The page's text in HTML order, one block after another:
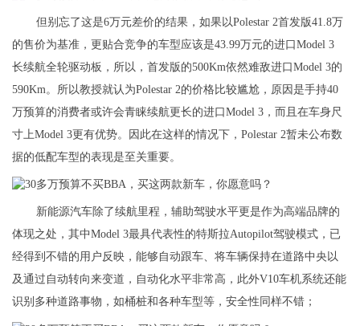
但别忘了这是6万元差价的结果，如果以Polestar 2首发版41.8万
的售价为基准，更贴合竞争的车型应该是43.99万元的进口Model 3
长续航全轮驱动板，所以，首发版的500Km依然难敌进口Model 3的
590Km。所以教授就认为Polestar 2的价格比较尴尬，原因是手持40
万预算的消费者或许会青睐续航更长的进口Model 3，而且在车身尺
寸上Model 3更有优势。因此在这样的情况下，Polestar 2暂未公布数
据的低配车型的表现是至关重要。
新能源汽车除了续航里程，辅助驾驶水平更是作为高端品牌的
体现之处，其中Model 3最具代表性的特斯拉Autopilot驾驶模式，已
经得到不错的用户反映，能够自动跟车、将车辆保持在道路中央以
及通过自动转向来变道，自动化水平非常高，此外V10车机系统还能
识别多种道路事物，如桶桩和各种车型等，安全性同样不错；